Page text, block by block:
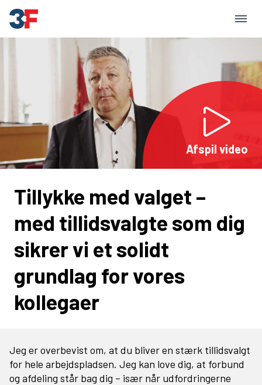
Tillykke med valget –
med tillidsvalgte som dig
sikrer vi et solidt
grundlag for vores
kollegaer
Jeg er overbevist om, at du bliver en stærk tillidsvalgt
for hele arbejdspladsen. Jeg kan love dig, at forbund
og afdeling står bag dig – især når udfordringerne
Afspil video